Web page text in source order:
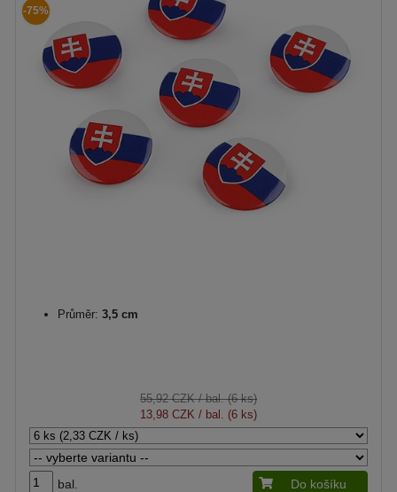
-75%
Průměr: 3,5 cm
55,92 CZK/ bal. (6 ks)
13,98 CZK / bal. (6 ks)
bal. Do košíku